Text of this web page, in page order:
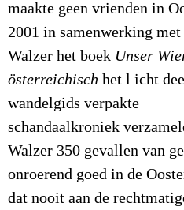
maakte geen vrienden in
2001 in samenwerking
Walzer het boek Unser
österreichisch het l icht
wandelgids verpakte
schandaalkroniek
Walzer 350 gevallen van
onroerend goed in de
dat nooit aan de